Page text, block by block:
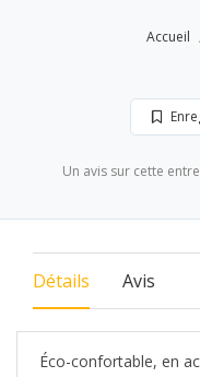
Accueil
Un avis sur cette
Détails Avis
Éco-confortable, en